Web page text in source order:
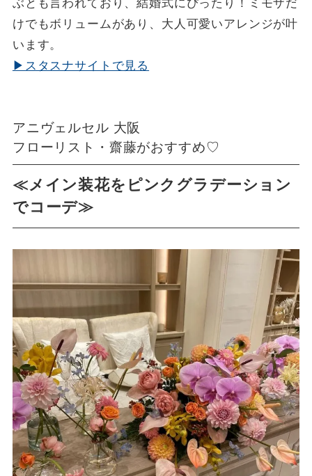
ぶとも言われており、結婚式にぴったり！ミモザだ
けでもボリュームがあり、大人可愛いアレンジが叶
います。
▶スタスナサイトで見る
アニヴェルセル 大阪
フローリスト・齋藤がおすすめ♡
≪メイン装花をピンクグラデーション
でコーデ≫